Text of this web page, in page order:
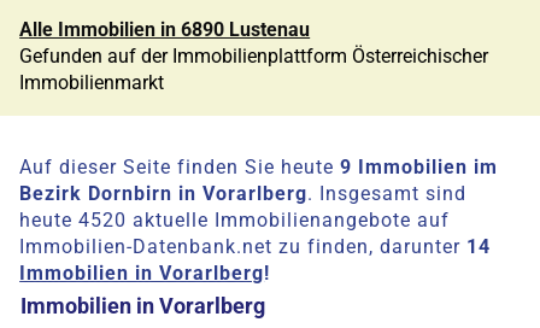
Alle Immobilien in 6890 Lustenau
Gefunden auf der Immobilienplattform Österreichischer
Immobilienmarkt
Auf dieser Seite finden Sie heute9 Immobilien im
Bezirk Dornbirn in Vorarlberg. Insgesamt sind
heute 4520 aktuelle Immobilienangebote auf
Immobilien-Datenbank.net zu finden, darunter 14
Immobilien in Vorarlberg!
Immobilien in Vorarlberg